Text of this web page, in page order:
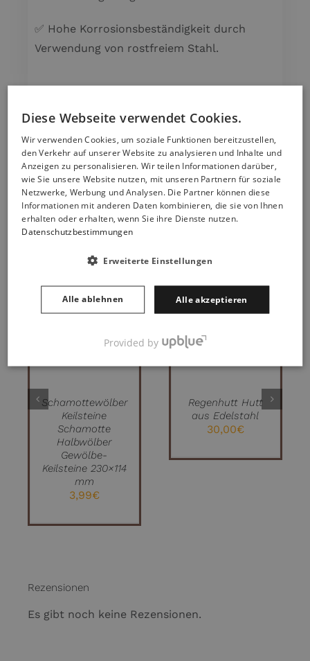
✅ Hohe Korrosionsbeständigkeit durch
Verwendung von rostfreiem Stahl.
In unseren anderen Auktionen finden Sie
weitere Komponenten für Holzöfen !
IN DEN
Schamottewölber
Keilsteine
Schamotte
Halbwölber
Gewölbe-
Keilsteine 230×114
mm
3,99€
DETAILS
Regenhutt Hutt
aus Edelstahl
30,00€
Rezensionen
Es gibt noch keine Rezensionen.
Diese Webseite verwendet Cookies.
Wir verwenden Cookies, um soziale Funktionen bereitzustellen,
den Verkehr auf unserer Website zu analysieren und Inhalte und
Anzeigen zu personalisieren. Wir teilen Informationen darüber,
wie Sie unsere Website nutzen, mit unseren Partnern für soziale
Netzwerke, Werbung und Analysen. Die Partner können diese
Informationen mit anderen Daten kombinieren, die sie von Ihnen
erhalten oder erhalten, wenn Sie ihre Dienste nutzen.
Datenschutzbestimmungen
Alle akzeptieren
Alle ablehnen
Erweiterte Einstellungen
Provided by